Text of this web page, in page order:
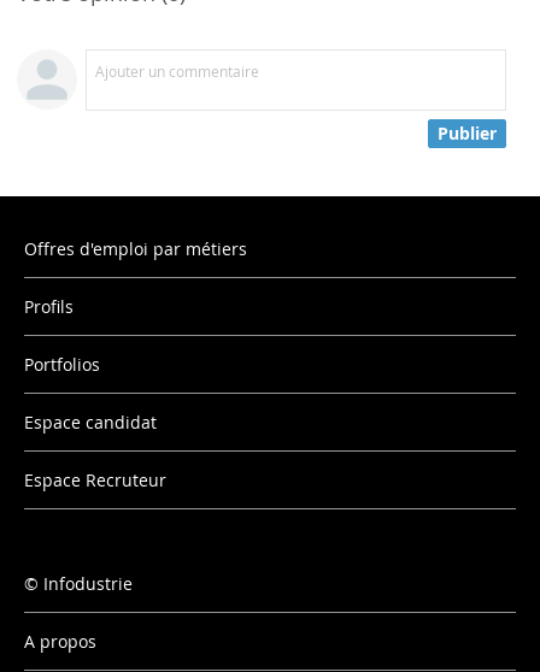
Ajouter un commentaire
Publier
Offres d'emploi par métiers
Profils
Portfolios
Espace candidat
Espace Recruteur
Infodustrie
A propos